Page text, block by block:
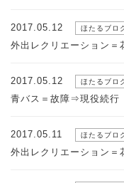
2017.05.12 ほたるブロ
外出レクリエーション＝
2017.05.12 ほたるブロ
青バス＝故障⇒現役続行
2017.05.11 ほたるブロ
外出レクリエーション＝